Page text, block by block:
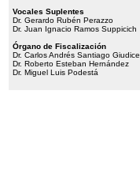
Vocales Suplentes
Dr. Gerardo Rubén Perazzo
Dr. Juan Ignacio Ramos Suppicich
Órgano de Fiscalización
Dr. Carlos Andrés Santiago Giudice
Dr. Roberto Esteban Hernández
Dr. Miguel Luis Podestá